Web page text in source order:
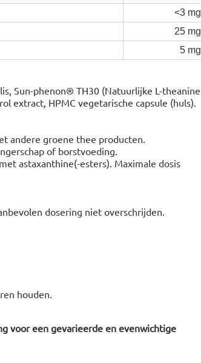
<3 mg
25 mg
5 mg
Sun-phenon® TH30 (Natuurlijke L-theanine
extract, HPMC vegetarische capsule (huls).
andere groene thee producten.
of borstvoeding.
astaxanthine(-esters). Maximale dosis
dosering niet overschrijden.
houden.
voor een gevarieerde en evenwichtige